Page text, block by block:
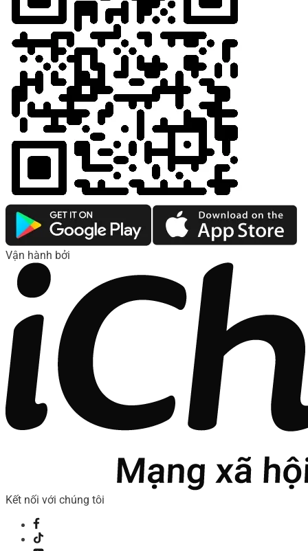
Vận hành bởi
Kết nối với chúng tôi